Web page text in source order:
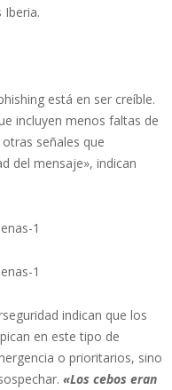
Iberia.
está en ser creíble.
incluyen menos faltas de
señales que
del mensaje», indican
1
1
indican que los
en este tipo de
o prioritarios, sino
«Los cebos eran